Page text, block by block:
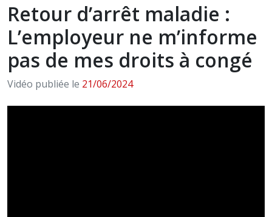
Retour d’arrêt maladie :
L’employeur ne m’informe
pas de mes droits à congé
Vidéo publiée le 21/06/2024